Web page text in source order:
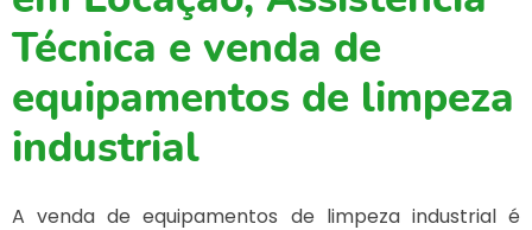
Técnica e venda de
equipamentos de limpeza
industrial
Avenda de equipamentos de limpeza industrialé